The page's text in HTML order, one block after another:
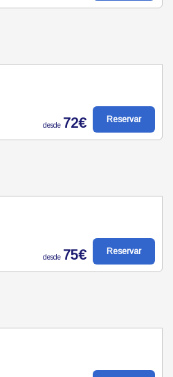
desde 72€ Reservar
desde 75€ Reservar